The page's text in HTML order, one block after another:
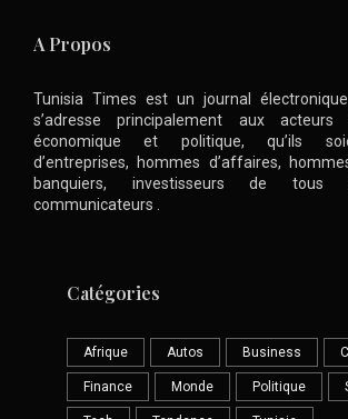
A Propos
Tunisia Times est un journal électronique
s’adresse principalement aux
économique et politique, qu’ils
d’entreprises, hommes d’affaires,
banquiers, investisseurs de tous
communicateurs .
Catégories
Afrique Autos Business
Finance Monde Politique